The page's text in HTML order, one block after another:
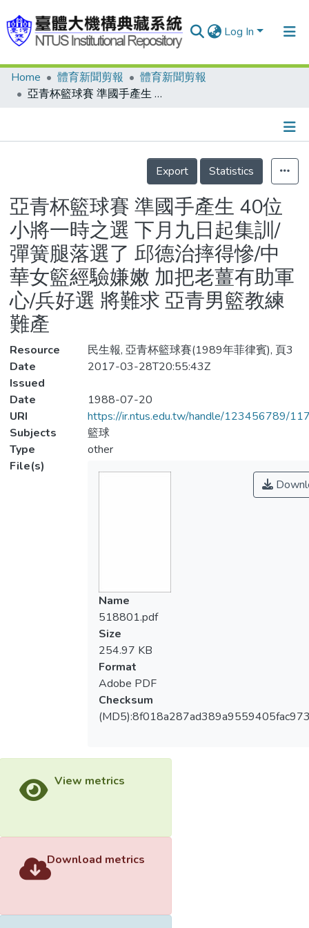
Log In
Communities & Collections
Statistics
Home 體育新聞剪報
體育新聞剪報
亞青杯籃球賽 準國手產生 40位小將一時之選 下月九日起集訓/彈簧腿落選了 邱德治摔得慘/中華女籃經驗嫌嫩 加把老薑有助軍心/兵好選 將難求 亞青男籃教練難產
Details
Export
Statistics
亞青杯籃球賽 準國手產生 40位
小將一時之選 下月九日起集訓/
彈簧腿落選了 邱德治摔得慘/中
華女籃經驗嫌嫩 加把老薑有助軍
心/兵好選 將難求 亞青男籃教練
難產
Resource
民生報, 亞青杯籃球賽(1989年菲律賓), 頁3
Date
Issued
2017-03-28T20:55:43Z
Date
1988-07-20
URI
https://ir.ntus.edu.tw/handle/123456789/
Subjects
籃球
Type
other
File(s)
Name
518801.pdf
Size
254.97 KB
Format
Adobe PDF
Checksum
View metrics
Download metrics